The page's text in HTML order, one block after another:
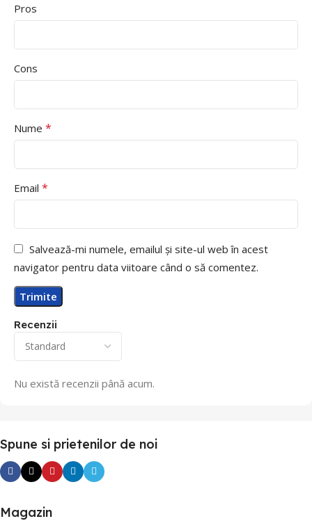
Recenzii
Nu există recenzii până acum.
Pros
Cons
Nume *
Email *
Salvează-mi numele, emailul și site-ul web în acest
navigator pentru data viitoare când o să comentez.
Spune si prietenilor de noi
Magazin